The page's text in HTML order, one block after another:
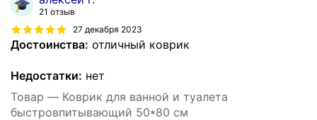
21 отзыв
27 декабря 2023
Достоинства: отличный коврик
Недостатки: нет
Товар — Коврик для ванной и туалета
быстровпитывающий 50*80 см